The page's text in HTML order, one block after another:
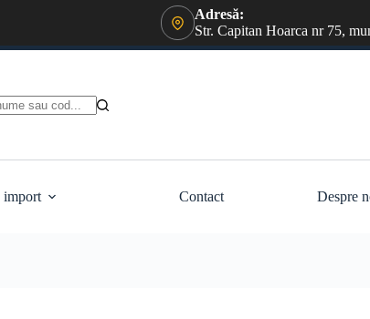
Adresă:
Str. Capitan Hoarca nr 75,
import Contact Despre